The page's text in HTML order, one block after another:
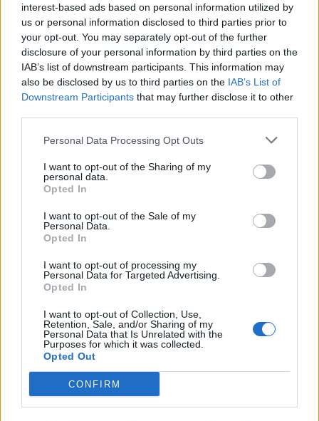
interest-based ads based on personal information utilized by
us or personal information disclosed to third parties prior to
your opt-out. You may separately opt-out of the further
disclosure of your personal information by third parties on the
IAB’s list of downstream participants. This information may
also be disclosed by us to third parties on the IAB’s List of
Downstream Participants that may further disclose it to other
Personal Data Processing Opt Outs
I want to opt-out of the Sharing of my
personal data.
Opted In
I want to opt-out of the Sale of my
Personal Data.
Opted In
I want to opt-out of processing my
Personal Data for Targeted Advertising.
Opted In
I want to opt-out of Collection, Use,
Retention, Sale, and/or Sharing of my
Personal Data that Is Unrelated with the
Purposes for which it was collected.
Opted Out
CONFIRM
χαρακτηρίζει τη Διοίκηση που ασκείτε στην
Πελοπόννησο.
Αυτή η ανατροπή και η μεγάλη Νίκη της «Νέας
Πελοποννήσου» στις επερχόμενες Αυτοδιοικητικές
εκλογές του Οκτωβρίου του 2023 είναι βέβαιο πως
θα οδηγήσει σε πλήρη εξαφάνιση και κατάρρευση
όλο το σύστημα «λάσπης και συκοφαντίας» που με
τόσο πάθος σας υπερασπίστηκε και σας
υπερασπίζετε».
Ακολουθήστε τοnotospress.gr στο Google News και
μάθετε πρώτοιόλες τις ειδήσεις
ΠΕΤΡΟΣ ΤΑΤΟΥΛΗΣ
ΠΕΡΙΦΕΡΕΙΑ ΠΕΛΟΠΟΝΝΗΣΟΥ
ΑΥΤΟΔΙΟΙΚΗΣΗ
ΑΥΤΟΔΙΟΙΚΗΤΙΚΕΣ ΕΚΛΟΓΕΣ
ΕΚΛΟΓΕΣ
ΕΚΛΟΓΕΣ 2023